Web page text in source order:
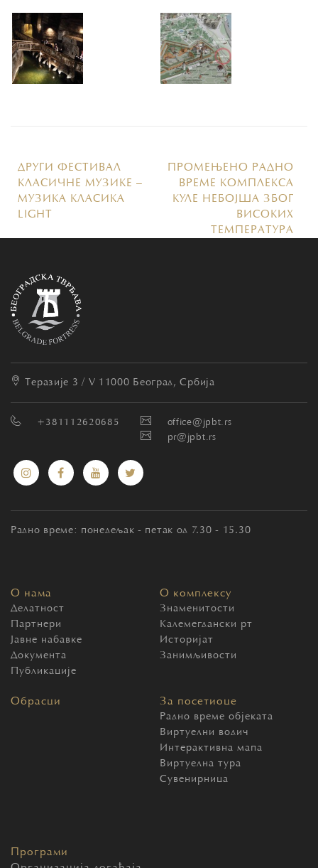
ДРУГИ ФЕСТИВАЛ
КЛАСИЧНЕ МУЗИКЕ –
МУЗИКА КЛАСИКА
LIGHT
ПРОМЕЊЕНО РАДНО
ВРЕМЕ КОМПЛЕКСА
КУЛЕ НЕБОЈША ЗБОГ
ВИСОКИХ
ТЕМПЕРАТУРА
Теразије 3 / V 11000 Београд, Србија
+381112620685
office@jpbt.rs
pr@jpbt.rs
Радно време: понедељак - петак од 7.30 - 15.30
О нама
Делатност
Партнери
Јавне набавке
Документа
Публикације
О комплексу
Знаменитости
Калемегдански рт
Историјат
Занимљивости
Обрасци За посетиоце
Радно време објеката
Виртуелни водич
Интерактивна мапа
Виртуелна тура
Сувенирница
Програми